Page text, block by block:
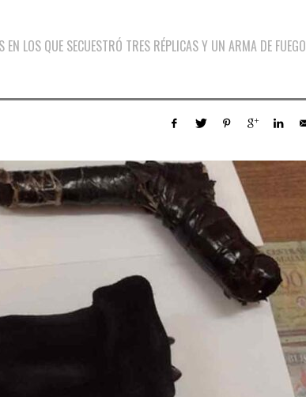
LOS QUE SECUESTRÓ TRES RÉPLICAS Y UN ARMA DE FUEGO